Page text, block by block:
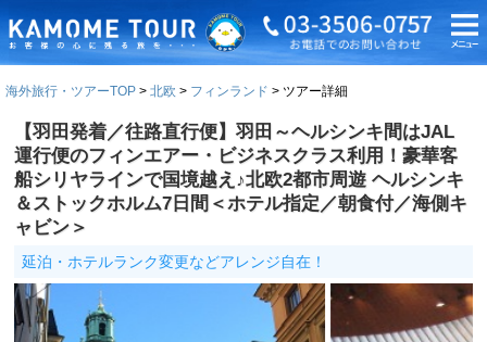
海外旅行・ツアーTOP 北欧 フィンランド ツアー詳細
【羽田発着／往路直行便】羽田～ヘルシンキ間はJAL
運行便のフィンエアー・ビジネスクラス利用！豪華客
船シリヤラインで国境越え♪北欧2都市周遊 ヘルシンキ
＆ストックホルム7日間＜ホテル指定／朝食付／海側キ
ャビン＞
延泊・ホテルランク変更などアレンジ自在！